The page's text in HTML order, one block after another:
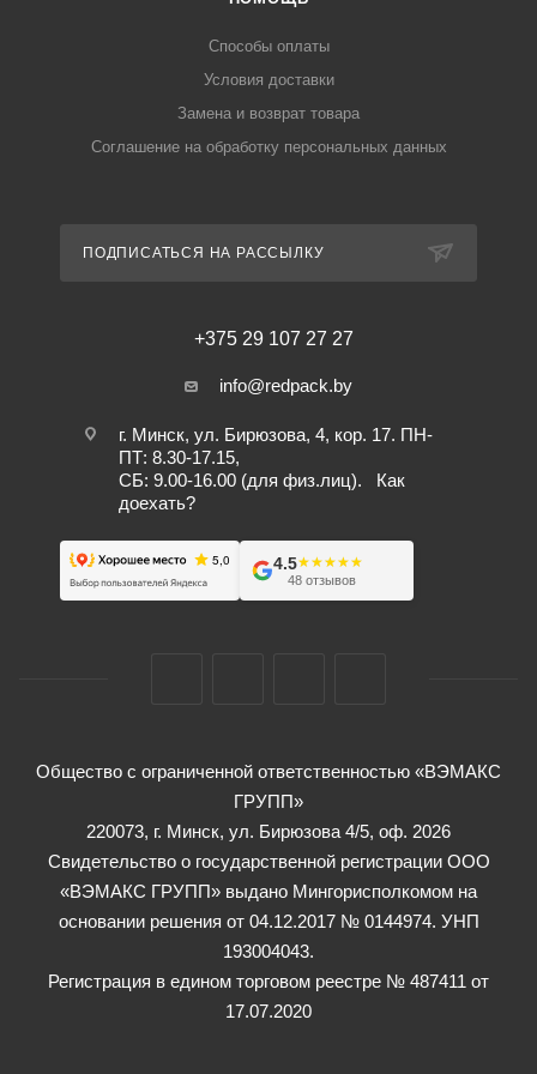
Способы оплаты
Условия доставки
Замена и возврат товара
Соглашение на обработку персональных данных
ПОДПИСАТЬСЯ НА РАССЫЛКУ
+375 29 107 27 27
info@redpack.by
г. Минск, ул. Бирюзова, 4, кор. 17. ПН-
ПТ: 8.30-17.15,
СБ: 9.00-16.00 (для физ.лиц). Как
доехать?
4.5★★★★★
★★★★★
48 отзывов
Общество с ограниченной ответственностью «ВЭМАКС
ГРУПП»
220073, г. Минск, ул. Бирюзова 4/5, оф. 2026
Свидетельство о государственной регистрации ООО
«ВЭМАКС ГРУПП» выдано Мингорисполкомом на
основании решения от 04.12.2017 № 0144974. УНП
193004043.
Регистрация в едином торговом реестре № 487411 от
17.07.2020